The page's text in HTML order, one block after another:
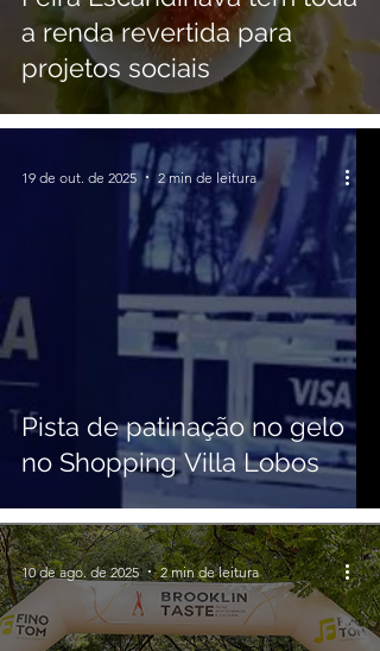
a renda revertida para
projetos sociais
Pista de patinação no gelo
no Shopping Villa Lobos
19 de out. de 2025 2 min de leitura
10 de ago. de 2025 2 min de leitura